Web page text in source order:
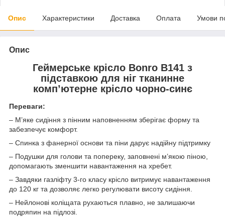
Опис Характеристики Доставка Оплата Умови
Опис
Геймерське крісло Bonro B141 з
підставкою для ніг тканинне
комп’ютерне крісло чорно-синє
Переваги:
– М’яке сидіння з пінним наповненням зберігає форму та
забезпечує комфорт.
– Спинка з фанерної основи та піни дарує надійну підтримку
– Подушки для голови та попереку, заповнені м’якою піною,
допомагають зменшити навантаження на хребет.
– Завдяки газліфту 3-го класу крісло витримує навантаження
до 120 кг та дозволяє легко регулювати висоту сидіння.
– Нейлонові коліщата рухаються плавно, не залишаючи
подряпин на підлозі.